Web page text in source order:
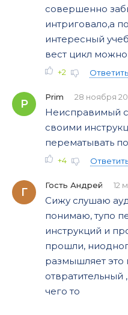
совершенно
интриговало,а
интересный
вест цикл
+2 Ответить
P
Prim 28 ноября
Неисправимый
своими
перематывать
+4
Г
Гость Андрей 12
Сижу слушаю
понимаю, тупо
инструкций и
прошли,
размышляет это
отвратительный
чего то